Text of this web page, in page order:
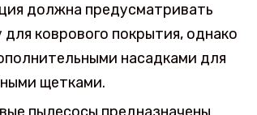
должна предусматривать
коврового покрытия, однако
насадками для
щетками.